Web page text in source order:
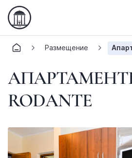
Размещение
RODANTE